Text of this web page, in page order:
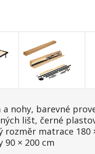
a nohy, barevné
lišt, černé
rozměr matrace 180
90 × 200 cm